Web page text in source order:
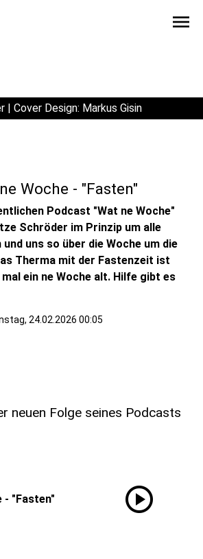
menu
| Cover Design: Markus Gisin
Woche - "Fasten"
Podcast "Wat ne Woche"
Schröder im Prinzip um alle
und uns so über die Woche um die
Therma mit der Fastenzeit ist
ein ne Woche alt. Hilfe gibt es
24.02.2026 00:05
neuen Folge seines Podcasts
- "Fasten" play_circle